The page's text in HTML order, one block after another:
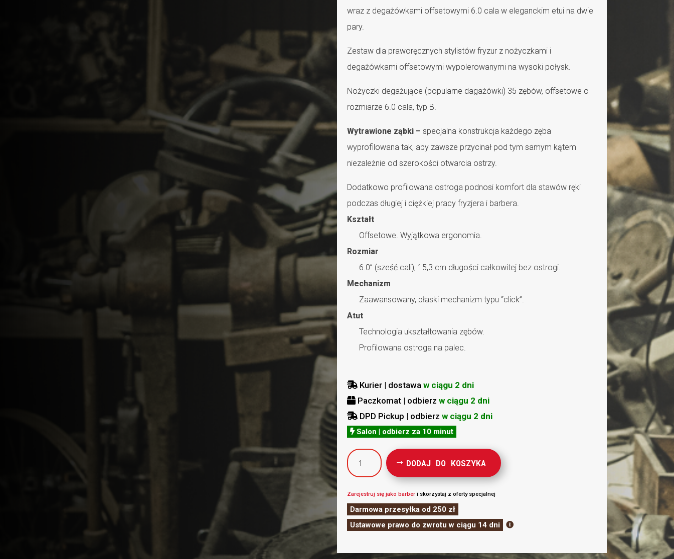
wraz z degażówkami offsetowymi 6.0 cala w eleganckim etui na dwie
pary.
Zestaw dla praworęcznych stylistów fryzur z nożyczkami i
degażówkami offsetowymi wypolerowanymi na wysoki połysk.
Nożyczki degażujące (popularne dagażówki) 35 zębów, offsetowe o
rozmiarze 6.0 cala, typ B.
Wytrawione ząbki – specjalna konstrukcja każdego zęba
wyprofilowana tak, aby zawsze przycinał pod tym samym kątem
niezależnie od szerokości otwarcia ostrzy.
Dodatkowo profilowana ostroga podnosi komfort dla stawów ręki
podczas długiej i ciężkiej pracy fryzjera i barbera.
Kształt
Offsetowe. Wyjątkowa ergonomia.
Rozmiar
6.0” (sześć cali), 15,3 cm długości całkowitej bez ostrogi.
Mechanizm
Zaawansowany, płaski mechanizm typu “click”.
Atut
Technologia ukształtowania zębów.
Profilowana ostroga na palec.
 Kurier | dostawa w ciągu 2 dni
 Paczkomat | odbierz w ciągu 2 dni
 DPD Pickup | odbierz w ciągu 2 dni
Salon | odbierz za 10 minut
ilość
Zestaw
nożyczki
MGW
60
DODAJ DO KOSZYKA
Zarejestruj się jako barber i skorzystaj z oferty specjalnej
Darmowa przesyłka od 250 zł
Ustawowe prawo do zwrotu w ciągu 14 dni
